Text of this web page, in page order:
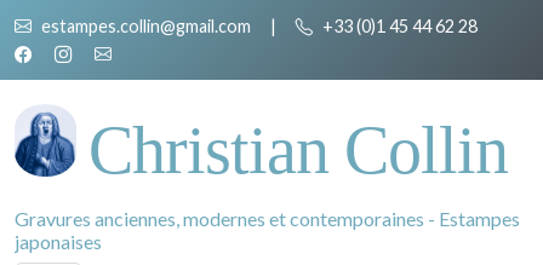
estampes.collin@gmail.com | +33 (0)1 45 44 62 28
Christian Collin
Gravures anciennes, modernes et contemporaines - Estampes
japonaises